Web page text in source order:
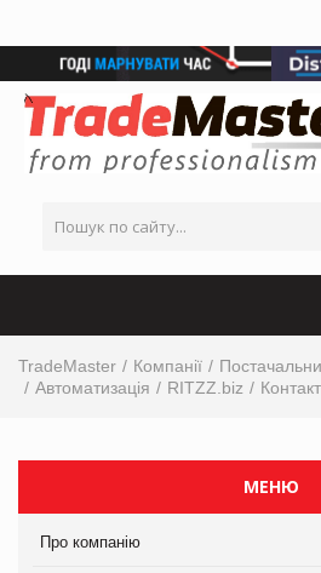
TradeMaster Компанії
Автоматизація
RITZZ.biz
МЕНЮ
Про компанію